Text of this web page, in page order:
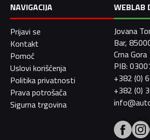
NAVIGACIJA
Prijavi se
Kontakt
Pomoć
Uslovi korišćenja
Politika privatnosti
Prava potrošača
Sigurna trgovina
WEBLAB
Jovana
Bar,
Crna Gora
PIB:
+382 (0)
+382 (0)